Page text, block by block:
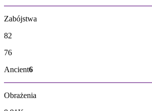
Zabójstwa
82
76
Ancient6
Obrażenia